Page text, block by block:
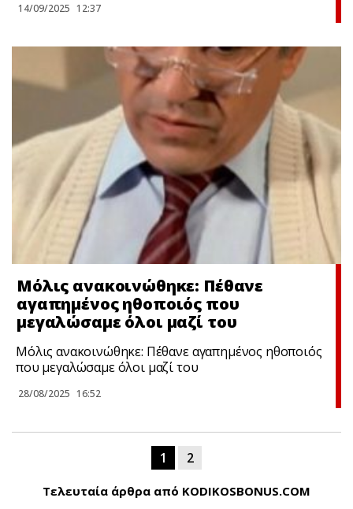
14/09/2025 12:37
Μόλις ανακοινώθηκε: Πέθανε
αγαπημένος ηθοποιός που
μεγαλώσαμε όλοι μαζί του
Μόλις ανακοινώθηκε: Πέθανε αγαπημένος ηθοποιός
που μεγαλώσαμε όλοι μαζί του
28/08/2025 16:52
1 2
Τελευταία άρθρα από KODIKOSBONUS.COM